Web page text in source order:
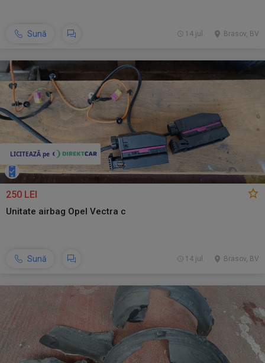
Sună Brasov, BV
14 jul.
250 LEI
Unitate airbag Opel Vectra c
Sună Brasov, BV
14 jul.